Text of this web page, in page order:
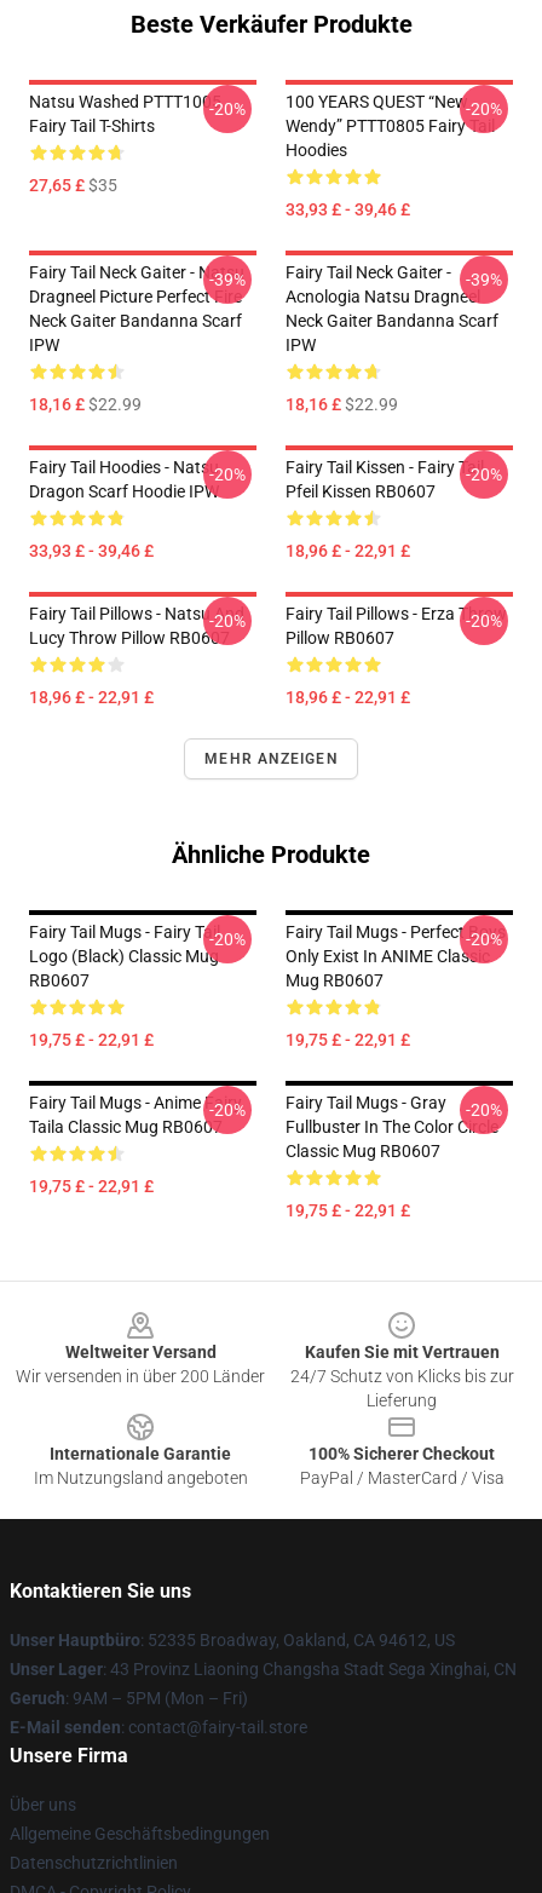
Beste Verkäufer Produkte
Natsu Washed PTTT1005
Fairy Tail T-Shirts
27,65 £$35
-20%
100 YEARS QUEST “New
Wendy” PTTT0805 Fairy Tail
Hoodies
33,93 £ - 39,46 £
-20%
Fairy Tail Neck Gaiter - Natsu
Dragneel Picture Perfect Fire
Neck Gaiter Bandanna Scarf
IPW
18,16 £$22.99
-39%
Fairy Tail Neck Gaiter -
Acnologia Natsu Dragneel
Neck Gaiter Bandanna Scarf
IPW
18,16 £$22.99
-39%
Fairy Tail Hoodies - Natsu
Dragon Scarf Hoodie IPW
33,93 £ - 39,46 £
-20%
Fairy Tail Kissen - Fairy Tail
Pfeil Kissen RB0607
18,96 £ - 22,91 £
-20%
Fairy Tail Pillows - Natsu And
Lucy Throw Pillow RB0607
18,96 £ - 22,91 £
-20%
Fairy Tail Pillows - Erza Throw
Pillow RB0607
18,96 £ - 22,91 £
-20%
MEHR ANZEIGEN
Ähnliche Produkte
Fairy Tail Mugs - Fairy Tail
Logo (Black) Classic Mug
RB0607
19,75 £ - 22,91 £
-20%
Fairy Tail Mugs - Perfect Boys
Only Exist In ANIME Classic
Mug RB0607
19,75 £ - 22,91 £
-20%
Fairy Tail Mugs - Anime Fairy
Taila Classic Mug RB0607
19,75 £ - 22,91 £
-20%
Fairy Tail Mugs - Gray
Fullbuster In The Color Circle
Classic Mug RB0607
19,75 £ - 22,91 £
-20%
Weltweiter Versand
Wir versenden in über 200 Länder
Kaufen Sie mit Vertrauen
24/7 Schutz von Klicks bis zur
Lieferung
Internationale Garantie
Im Nutzungsland angeboten
100% Sicherer Checkout
PayPal / MasterCard / Visa
Kontaktieren Sie uns
Unser Hauptbüro: 52335 Broadway, Oakland, CA 94612, US
Unser Lager: 43 Provinz Liaoning Changsha Stadt Sega Xinghai, CN
Geruch: 9AM – 5PM (Mon – Fri)
E-Mail senden: contact@fairy-tail.store
Unsere Firma
Über uns
Allgemeine Geschäftsbedingungen
Datenschutzrichtlinien